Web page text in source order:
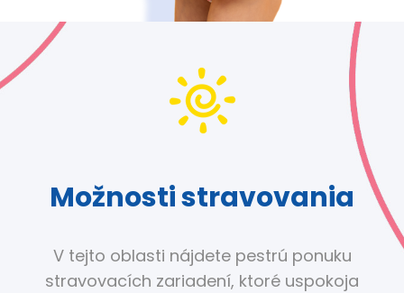
Možnosti stravovania
V tejto oblasti nájdete pestrú ponuku
stravovacích zariadení, ktoré uspokoja